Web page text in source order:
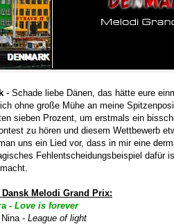
- Schade liebe Dänen, das hätte eure
ohne große Mühe an meine
sieben Prozent, um erstmals ein
zu hören und diesem Wettbewerb
uns ein Lied vor, dass in mir eine
Fehlentscheidungsbeispiel dafür
Melodi Grand Prix:
- Love is forever
- League of light